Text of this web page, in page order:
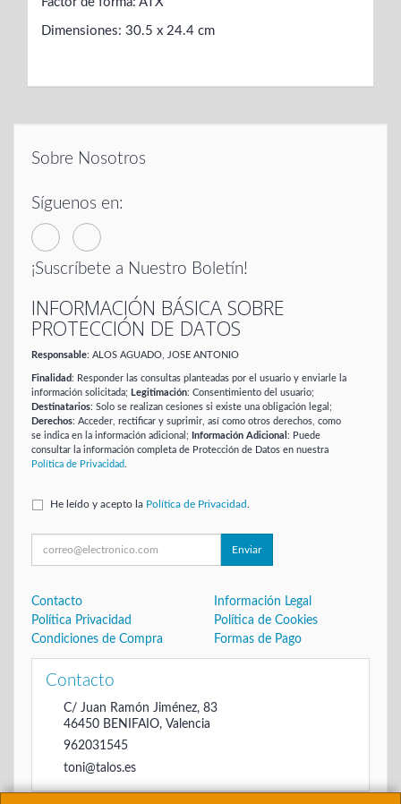
Dimensiones: 30.5 x 24.4 cm
Sobre Nosotros
Síguenos en:
¡Suscríbete a Nuestro Boletín!
INFORMACIÓN BÁSICA SOBRE
PROTECCIÓN DE DATOS
Responsable: ALOS AGUADO, JOSE ANTONIO
Finalidad: Responder las consultas planteadas por el usuario y enviarle la
información solicitada; Legitimación: Consentimiento del usuario;
Destinatarios: Solo se realizan cesiones si existe una obligación legal;
Derechos: Acceder, rectificar y suprimir, así como otros derechos, como
se indica en la información adicional;
Información Adicional : Puede
consultar la información completa de Protección de Datos en nuestra
Política de Privacidad
He leído y acepto la Política de Privacidad
Enviar
Contacto
Información Legal
Política Privacidad
Política de Cookies
Condiciones de Compra
Formas de Pago
Contacto
C/ Juan Ramón Jiménez, 83
46450 BENIFAIO, Valencia
962031545
toni@talos.es